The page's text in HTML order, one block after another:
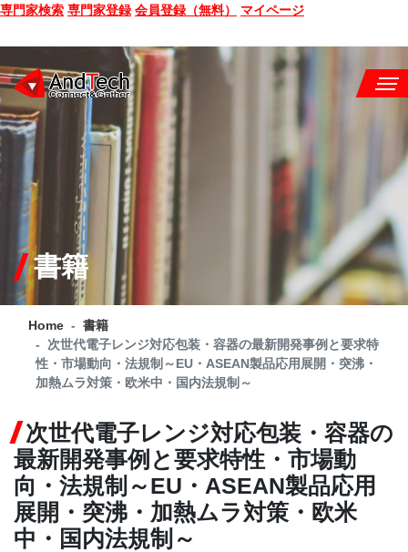
専門家検索 専門家登録 会員登録（無料） マイページ
SEMINAR
BOOK
CONSULTING
SERVICE
COMPANY
Q&A
SITE MAP
CONTACT
書籍
Home
書籍
次世代電子レンジ対応包装・容器の最新開発事例と要求特
性・市場動向・法規制～EU・ASEAN製品応用展開・突沸・
加熱ムラ対策・欧米中・国内法規制～
次世代電子レンジ対応包装・容器の
最新開発事例と要求特性・市場動
向・法規制～EU・ASEAN製品応用
展開・突沸・加熱ムラ対策・欧米
中・国内法規制～